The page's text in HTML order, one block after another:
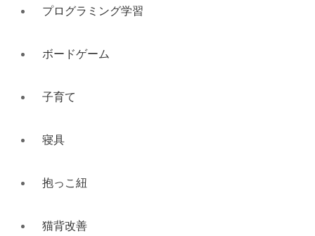
プログラミング学習
ボードゲーム
子育て
寝具
抱っこ紐
猫背改善